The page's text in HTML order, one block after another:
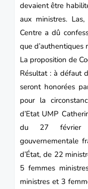
devaient être
aux ministres.
Centre a dû
que d’authentiques
La proposition de
Résultat : à défaut
seront honorées
pour la
d’Etat UMP
du 27 février
gouvernementale
d’État, de 22
5 femmes
ministres et 3